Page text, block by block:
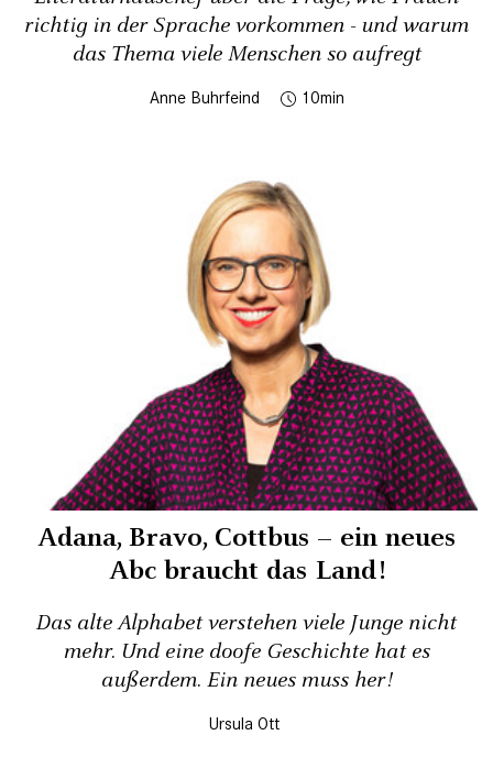
richtig in der Sprache vorkommen - und warum
das Thema viele Menschen so aufregt
Anne Buhrfeind 10
Adana, Bravo, Cottbus – ein neues
Abc braucht das Land!
Das alte Alphabet verstehen viele Junge nicht
mehr. Und eine doofe Geschichte hat es
außerdem. Ein neues muss her!
Ursula Ott